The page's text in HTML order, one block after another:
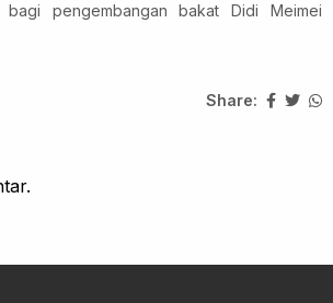
pengembangan bakat Didi Meimei
Share: